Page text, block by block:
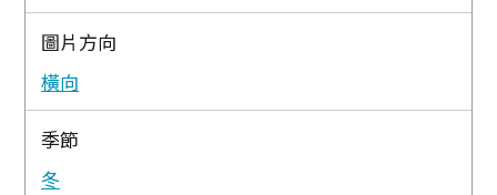
圖片方向
橫向
季節
冬